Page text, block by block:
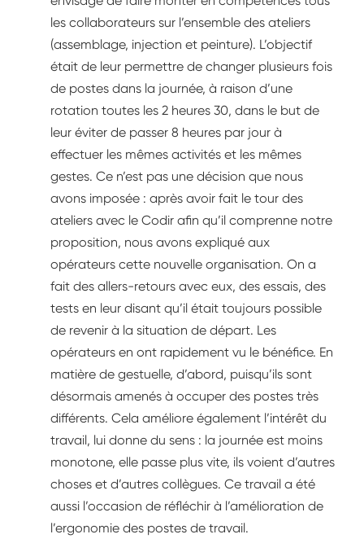
les collaborateurs sur l’ensemble des ateliers
(assemblage, injection et peinture). L’objectif
était de leur permettre de changer plusieurs fois
de postes dans la journée, à raison d’une
rotation toutes les 2 heures 30, dans le but de
leur éviter de passer 8 heures par jour à
effectuer les mêmes activités et les mêmes
gestes. Ce n’est pas une décision que nous
avons imposée : après avoir fait le tour des
ateliers avec le Codir afin qu’il comprenne notre
proposition, nous avons expliqué aux
opérateurs cette nouvelle organisation. On a
fait des allers-retours avec eux, des essais, des
tests en leur disant qu’il était toujours possible
de revenir à la situation de départ. Les
opérateurs en ont rapidement vu le bénéfice. En
matière de gestuelle, d’abord, puisqu’ils sont
désormais amenés à occuper des postes très
différents. Cela améliore également l’intérêt du
travail, lui donne du sens : la journée est moins
monotone, elle passe plus vite, ils voient d’autres
choses et d’autres collègues. Ce travail a été
aussi l’occasion de réfléchir à l’amélioration de
l’ergonomie des postes de travail.